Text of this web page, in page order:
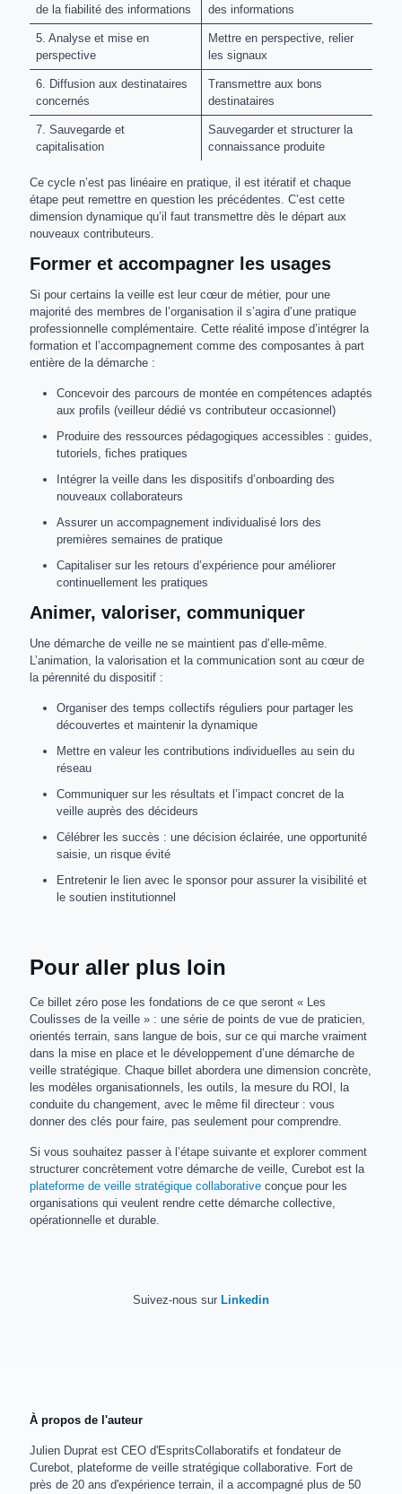
de la fiabilité des informations
des informations
5. Analyse et mise en
perspective
Mettre en perspective, relier
les signaux
6. Diffusion aux destinataires
concernés
Transmettre aux bons
destinataires
7. Sauvegarde et
capitalisation
Sauvegarder et structurer la
connaissance produite
Ce cycle n’est pas linéaire en pratique, il est itératif et chaque
étape peut remettre en question les précédentes. C’est cette
dimension dynamique qu’il faut transmettre dès le départ aux
nouveaux contributeurs.
Former et accompagner les usages
Si pour certains la veille est leur cœur de métier, pour une
majorité des membres de l’organisation il s’agira d’une pratique
professionnelle complémentaire. Cette réalité impose d’intégrer la
formation et l’accompagnement comme des composantes à part
entière de la démarche :
Concevoir des parcours de montée en compétences adaptés
aux profils (veilleur dédié vs contributeur occasionnel)
Produire des ressources pédagogiques accessibles : guides,
tutoriels, fiches pratiques
Intégrer la veille dans les dispositifs d’onboarding des
nouveaux collaborateurs
Assurer un accompagnement individualisé lors des
premières semaines de pratique
Capitaliser sur les retours d’expérience pour améliorer
continuellement les pratiques
Animer, valoriser, communiquer
Une démarche de veille ne se maintient pas d’elle-même.
L’animation, la valorisation et la communication sont au cœur de
la pérennité du dispositif :
Organiser des temps collectifs réguliers pour partager les
découvertes et maintenir la dynamique
Mettre en valeur les contributions individuelles au sein du
réseau
Communiquer sur les résultats et l’impact concret de la
veille auprès des décideurs
Célébrer les succès : une décision éclairée, une opportunité
saisie, un risque évité
Entretenir le lien avec le sponsor pour assurer la visibilité et
le soutien institutionnel
Pour aller plus loin
Ce billet zéro pose les fondations de ce que seront « Les
Coulisses de la veille » : une série de points de vue de praticien,
orientés terrain, sans langue de bois, sur ce qui marche vraiment
dans la mise en place et le développement d’une démarche de
veille stratégique. Chaque billet abordera une dimension concrète,
les modèles organisationnels, les outils, la mesure du ROI, la
conduite du changement, avec le même fil directeur : vous
donner des clés pour faire, pas seulement pour comprendre.
Si vous souhaitez passer à l’étape suivante et explorer comment
structurer concrètement votre démarche de veille, Curebot est la
plateforme de veille stratégique collaborative conçue pour les
organisations qui veulent rendre cette démarche collective,
opérationnelle et durable.
Suivez-nous sur Linkedin
À propos de l'auteur
Julien Duprat est CEO d'EspritsCollaboratifs et fondateur de
Curebot, plateforme de veille stratégique collaborative. Fort de
près de 20 ans d'expérience terrain, il a accompagné plus de 50